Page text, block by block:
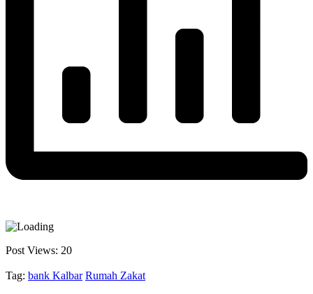
Post Views: 20
Tag: bank Kalbar Rumah Zakat